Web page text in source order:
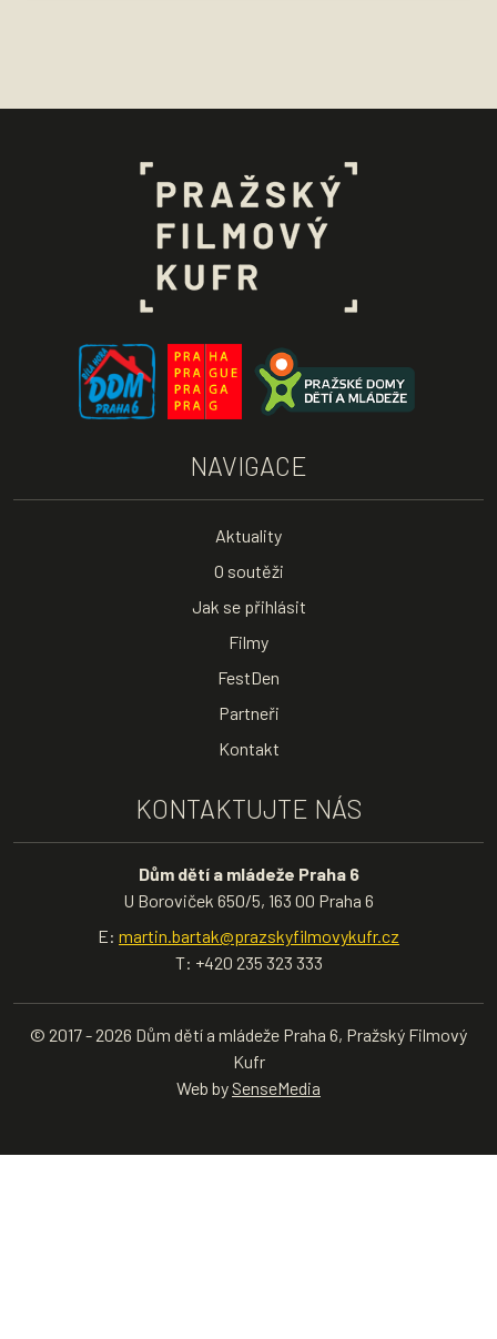
NAVIGACE
Aktuality
O soutěži
Jak se přihlásit
Filmy
FestDen
Partneři
Kontakt
KONTAKTUJTE NÁS
Dům dětí a mládeže Praha 6
U Boroviček 650/5, 163 00 Praha 6
E: martin.bartak@prazskyfilmovykufr.cz
T: +420 235 323 333
© 2017 - 2026 Dům dětí a mládeže Praha 6, Pražský Filmový
Kufr
Web by SenseMedia